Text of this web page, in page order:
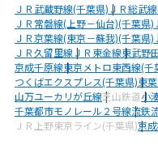
ＪＲ武蔵野線(千葉県)ＪＲ総武
ＪＲ常磐線(上野－仙台)(千葉県)
ＪＲ京葉線(東京－蘇我)(千葉県)
ＪＲ久留里線ＪＲ東金線東武野
京成千原線東京メトロ東西線(千
つくばエクスプレス(千葉県)東
山万ユーカリが丘線芝山鉄道小
千葉都市モノレール２号線流鉄
ＪＲ上野東京ライン(千葉県)京